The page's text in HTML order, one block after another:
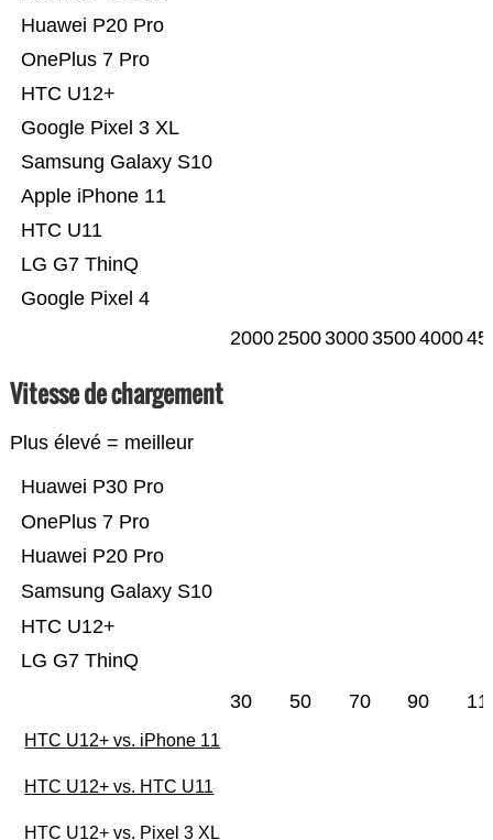
Google Pixel 4
LG G7 ThinQ
HTC U11
Apple iPhone 11
Samsung Galaxy S10
Google Pixel 3 XL
HTC U12+
OnePlus 7 Pro
Huawei P20 Pro
20002500300035004000
Vitesse de chargement
Plus élevé = meilleur
LG G7 ThinQ
HTC U12+
Samsung Galaxy S10
Huawei P20 Pro
OnePlus 7 Pro
Huawei P30 Pro
30 50 70 90
HTC U12+ vs. iPhone 11
HTC U12+ vs. HTC U11
HTC U12+ vs. Pixel 3 XL